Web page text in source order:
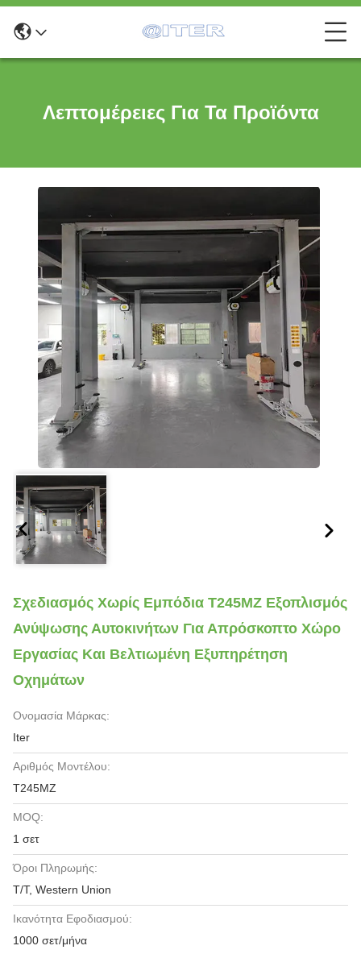
Λεπτομέρειες Για Τα Προϊόντα
Σχεδιασμός Χωρίς Εμπόδια T245MZ Εξοπλισμός
Ανύψωσης Αυτοκινήτων Για Απρόσκοπτο Χώρο
Εργασίας Και Βελτιωμένη Εξυπηρέτηση
Οχημάτων
Ονομασία Μάρκας:
Iter
Αριθμός Μοντέλου:
T245MZ
MOQ:
1 σετ
Όροι Πληρωμής:
T/T, Western Union
Ικανότητα Εφοδιασμού:
1000 σετ/μήνα